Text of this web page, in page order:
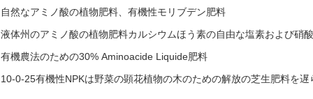
自然なアミノ酸の植物肥料、有機性モリブデン肥料
液体州のアミノ酸の植物肥料カルシウムほう素の自由な塩素および硝
有機農法のための30% Aminoacide Liquide肥料
10-0-25有機性NPKは野菜の顕花植物の木のための解放の芝生肥料を遅